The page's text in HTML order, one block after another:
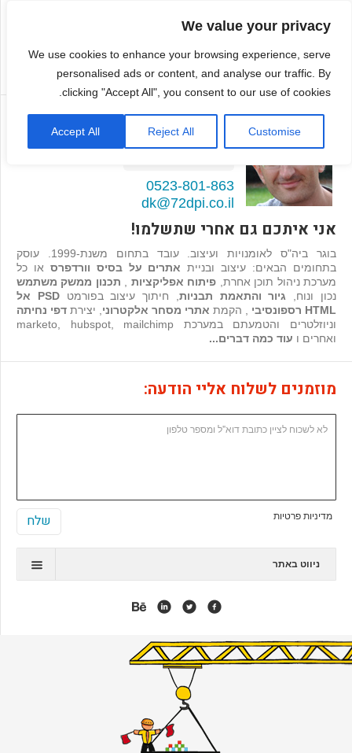
We value your privacy
We use cookies to enhance your browsing experience, serve
personalised ads or content, and analyse our traffic. By
clicking "Accept All", you consent to our use of cookies.
Customise
Reject All
Accept All דמיטרי קגן
בונה אתרים ואפליקציות
0523-801-863
dk@72dpi.co.il
אני איתכם גם אחרי שתשלמו!
בוגר ביה"ס לאומנויות ועיצוב. עובד בתחום משנת-1999. עוסק
בתחומים הבאים: עיצוב ובניית אתרים על בסיס וורדפרס או כל
מערכת ניהול תוכן אחרת, פיתוח אפליקציות
תכנון ממשק משתמש
נכון ונוח, גיור והתאמת תבניות , חיתוך עיצוב בפורמט
PSD אל
HTML רספונסיבי
, הקמת אתרי מסחר אלקטרוני , יצירת דפי נחיתה
וניוזלטרים והטמעתם במערכת marketo, hubspot, mailchimp
ואחרים ו עוד כמה דברים...
מוזמנים לשלוח אליי הודעה:
מדיניות פרטיות
ניווט באתר
אנימציה